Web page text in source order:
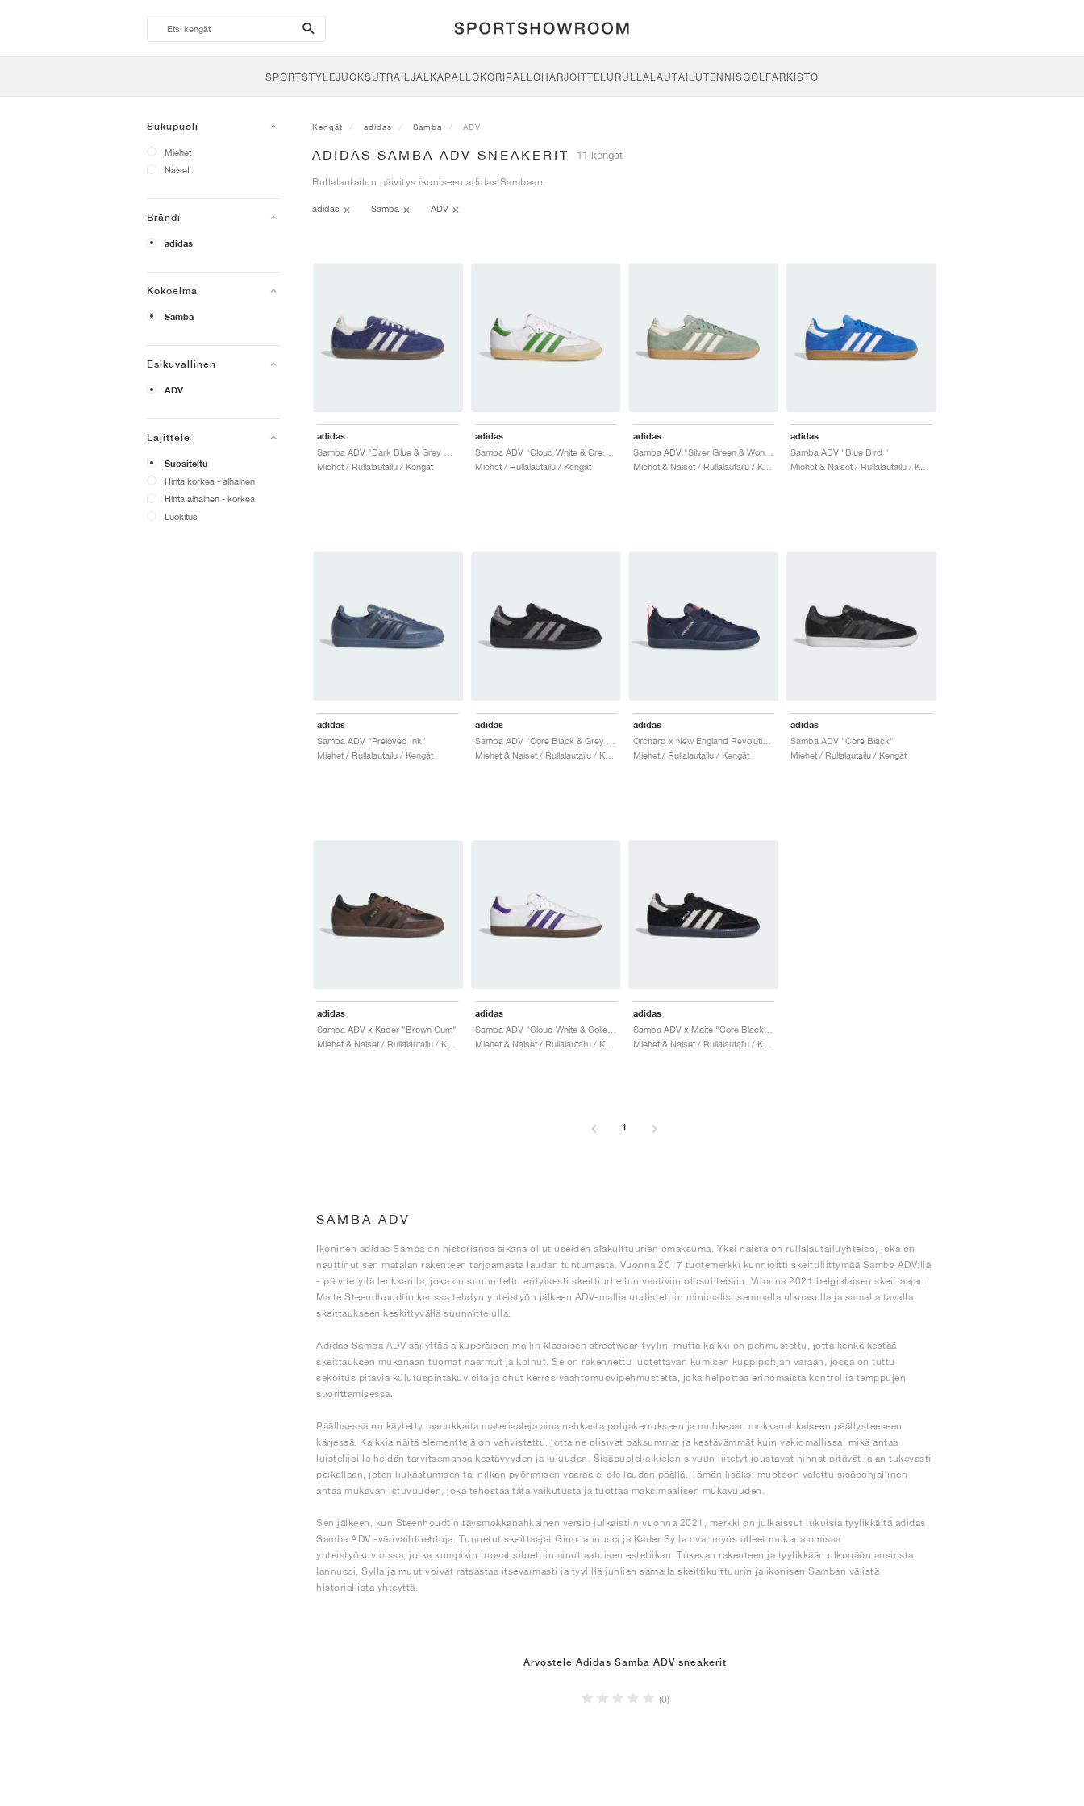
search-
btn
SPORTSTYLEJUOKSUTRAILJALKAPALLOKORIPALLOHARJOITTELU RULLALAUTAILUTENNISGOLFARKISTO
Sukupuoli
Miehet
Naiset
Brändi
adidas
Kokoelma
Samba
Esikuvallinen
ADV
Lajittele
Suositeltu
Hinta korkea - alhainen
Hinta alhainen - korkea
Luokitus
Kengät adidas Samba ADV
ADIDAS SAMBA ADV SNEAKERIT 11 kengät
Rullalautailun päivitys ikoniseen adidas Sambaan.
adidas Samba ADV
adidas
Miehet / Rullalautailu / Kengät
adidas
Samba ADV "Cloud White & Crew Green"
Miehet / Rullalautailu / Kengät
adidas
Samba ADV "Silver Green & Wonder White"
Miehet & Naiset / Rullalautailu / Kengät
adidas
Samba ADV "Blue Bird "
adidas
Samba ADV "Preloved Ink"
Miehet / Rullalautailu / Kengät
adidas
Miehet & Naiset / Rullalautailu / Kengät
adidas
Orchard x New England Revolution Samba ADV "Night Indigo"
Miehet / Rullalautailu / Kengät
adidas
Samba ADV "Core Black"
Miehet / Rullalautailu / Kengät
adidas
Samba ADV x Kader "Brown Gum"
adidas
Samba ADV "Cloud White & Collegiate Purple"
Miehet & Naiset / Rullalautailu / Kengät
adidas
Miehet & Naiset / Rullalautailu / Kengät
1
SAMBA ADV
Ikoninen adidas Samba on historiansa aikana ollut useiden alakulttuurien omaksuma. Yksi näistä on rullalautailuyhteisö, joka on
nauttinut sen matalan rakenteen tarjoamasta laudan tuntumasta. Vuonna 2017 tuotemerkki kunnioitti skeittiliittymää Samba ADV:llä
- päivitetyllä lenkkarilla, joka on suunniteltu erityisesti skeittiurheilun vaativiin olosuhteisiin. Vuonna 2021 belgialaisen skeittaajan
Maité Steendhoudtin kanssa tehdyn yhteistyön jälkeen ADV-mallia uudistettiin minimalistisemmalla ulkoasulla ja samalla tavalla
skeittaukseen keskittyvällä suunnittelulla.
Adidas Samba ADV säilyttää alkuperäisen mallin klassisen streetwear-tyylin, mutta kaikki on pehmustettu, jotta kenkä kestää
skeittauksen mukanaan tuomat naarmut ja kolhut. Se on rakennettu luotettavan kumisen kuppipohjan varaan, jossa on tuttu
sekoitus pitäviä kulutuspintakuvioita ja ohut kerros vaahtomuovipehmustetta, joka helpottaa erinomaista kontrollia temppujen
suorittamisessa.
Päällisessä on käytetty laadukkaita materiaaleja aina nahkasta pohjakerrokseen ja muhkeaan mokkanahkaiseen päällysteeseen
kärjessä. Kaikkia näitä elementtejä on vahvistettu, jotta ne olisivat paksummat ja kestävämmät kuin vakiomallissa, mikä antaa
luistelijoille heidän tarvitsemansa kestävyyden ja lujuuden. Sisäpuolella kielen sivuun liitetyt joustavat hihnat pitävät jalan tukevasti
paikallaan, joten liukastumisen tai nilkan pyörimisen vaaraa ei ole laudan päällä. Tämän lisäksi muotoon valettu sisäpohjallinen
antaa mukavan istuvuuden, joka tehostaa tätä vaikutusta ja tuottaa maksimaalisen mukavuuden.
Sen jälkeen, kun Steenhoudtin täysmokkanahkainen versio julkaistiin vuonna 2021, merkki on julkaissut lukuisia tyylikkäitä adidas
Samba ADV -värivaihtoehtoja. Tunnetut skeittaajat Gino Iannucci ja Kader Sylla ovat myös olleet mukana omissa
yhteistyökuvioissa, jotka kumpikin tuovat siluettiin ainutlaatuisen estetiikan. Tukevan rakenteen ja tyylikkään ulkonäön ansiosta
Iannucci, Sylla ja muut voivat ratsastaa itsevarmasti ja tyylillä juhlien samalla skeittikulttuurin ja ikonisen Samban välistä
historiallista yhteyttä.
Arvostele Adidas Samba ADV sneakerit
(0)